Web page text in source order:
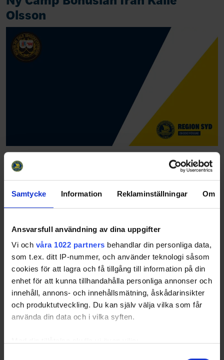
Samtycke Information Reklaminställningar Om
Ansvarsfull användning av dina uppgifter
Vi och våra 1022 partners behandlar din personliga data,
som t.ex. ditt IP-nummer, och använder teknologi såsom
cookies för att lagra och få tillgång till information på din
enhet för att kunna tillhandahålla personliga annonser och
innehåll, annons- och innehållsmätning, åskådarinsikter
och produktutveckling. Du kan själv välja vilka som får
använda din data och i vilka syften.
Olsson
25-09-19
Ny Camp med Kalle Olsson. Denna gång riktar det sig
nyheten så kommer ni till inbjudan. Kalles Camper är
mycket uppskattade så anmäler så fort ni…
Lycka till i TV-pucken